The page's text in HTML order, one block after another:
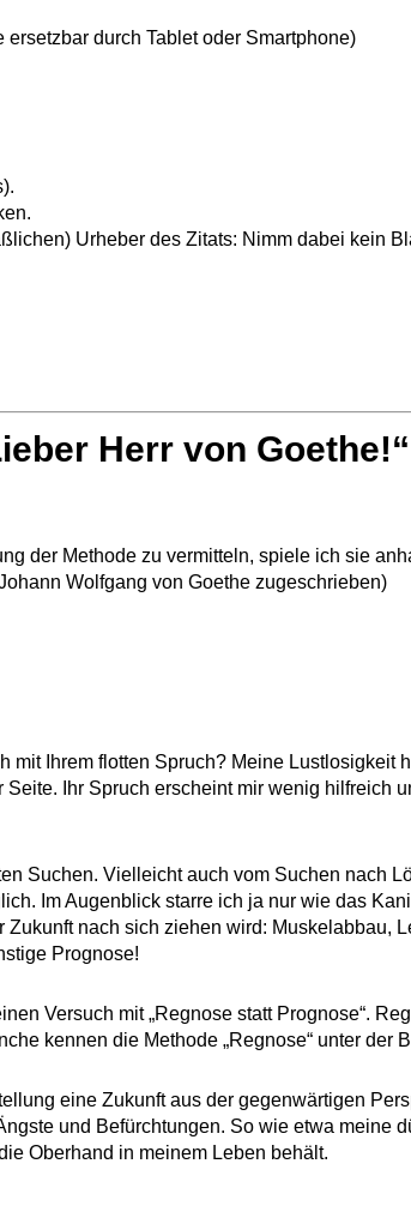
durch Tablet oder Smartphone)
Urheber des Zitats: Nimm dabei kein
Herr von Goethe!“
der Methode zu vermitteln, spiele ich sie
Wolfgang von Goethe zugeschrieben)
mit Ihrem flotten Spruch? Meine Lustlosigkeit
Ihr Spruch erscheint mir wenig hilfreich
Suchen. Vielleicht auch vom Suchen nach
Im Augenblick starre ich ja nur wie das
nach sich ziehen wird: Muskelabbau,
Prognose!
Versuch mit „Regnose statt Prognose“.
kennen die Methode „Regnose“ unter der
eine Zukunft aus der gegenwärtigen
und Befürchtungen. So wie etwa meine
Oberhand in meinem Leben behält.